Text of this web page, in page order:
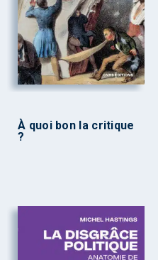
À quoi bon la critique
?